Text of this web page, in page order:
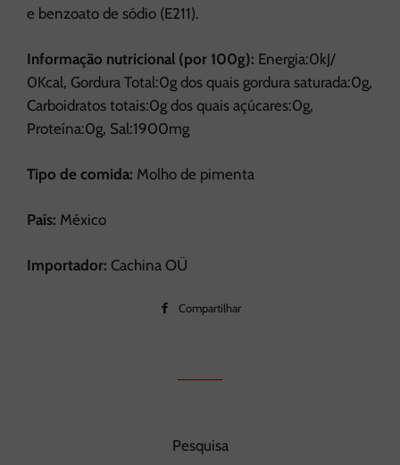
e benzoato de sódio (E211).
Informação nutricional (por 100g): Energia:0kJ/
0Kcal, Gordura Total:0g dos quais gordura saturada:0g,
Carboidratos totais:0g dos quais açúcares:0g,
Proteína:0g, Sal:1900mg
Tipo de comida: Molho de pimenta
País: México
Importador: Cachina OÜ
Compartilhar
Pesquisa